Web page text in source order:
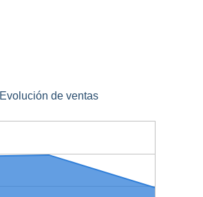
Evolución de ventas